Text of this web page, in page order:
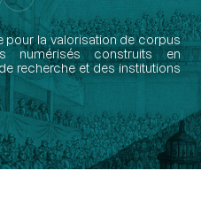
pour la valorisation de corpus
numérisés construits en
recherche et des institutions